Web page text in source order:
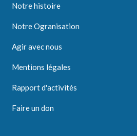
Notre histoire
Notre Ogranisation
Agir avec nous
Mentions légales
Rapport d'activités
Faire un don